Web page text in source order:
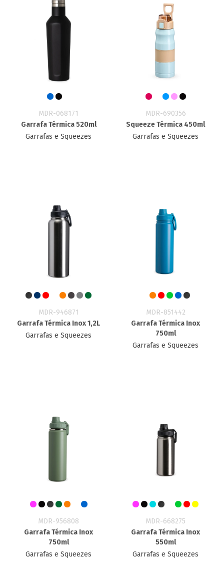
MDR-068171
Garrafa Térmica 520ml
Garrafas e Squeezes
MDR-690356
Squeeze Térmica 450ml
Garrafas e Squeezes
MDR-946871
Garrafa Térmica Inox 1,2L
Garrafas e Squeezes
MDR-851442
Garrafa Térmica Inox
750ml
Garrafas e Squeezes
MDR-956808
Garrafa Térmica Inox
750ml
Garrafas e Squeezes
MDR-668275
Garrafa Térmica Inox
550ml
Garrafas e Squeezes